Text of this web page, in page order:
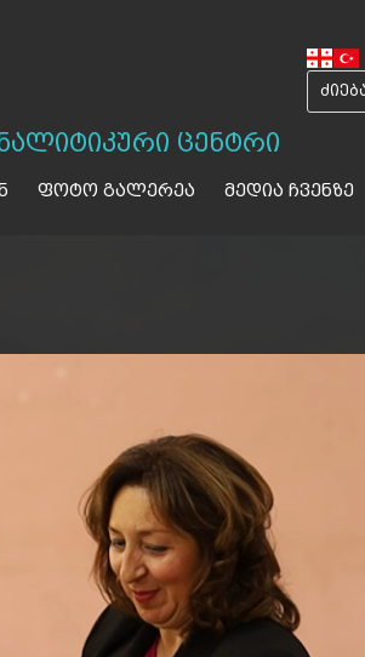
ცენტრი
ფოტო გალერეა მედია ჩვენზე